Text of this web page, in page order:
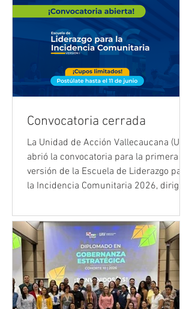
Convocatoria cerrada
La Unidad de Acción Vallecaucana (UAV)
abrió la convocatoria para la primera
versión de la Escuela de Liderazgo para
la Incidencia Comunitaria 2026, dirigida
de Acción Comunal de Cali elegidos en
las elecciones de abril. El programa
ofrece beca del 100 %, auxilio de
transporte, refrigerio, materiales,
certificación y 49 horas de formación
presencial para fortalecer capacidades
de liderazgo, participación e incidencia